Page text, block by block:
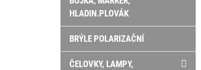
HLADIN.PLOVÁK
BRÝLE POLARIZAČNÍ
ČELOVKY, LAMPY,